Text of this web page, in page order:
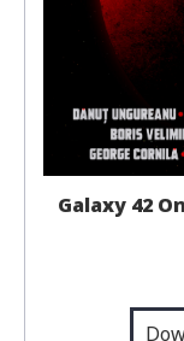
Galaxy 42